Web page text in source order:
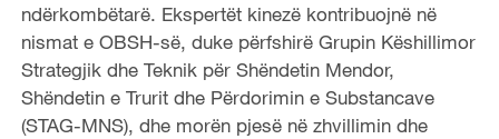
ndërkombëtarë. Ekspertët kinezë kontribuojnë në
nismat e OBSH-së, duke përfshirë Grupin Këshillimor
Strategjik dhe Teknik për Shëndetin Mendor,
Shëndetin e Trurit dhe Përdorimin e Substancave
(STAG-MNS), dhe morën pjesë në zhvillimin dhe